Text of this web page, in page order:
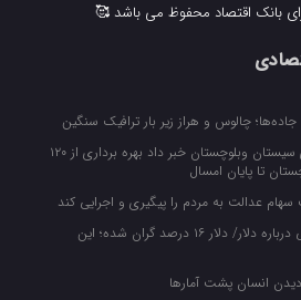
بانک اقتصاد محفوظ می باشد 🥰
چالوس و هراز زیر بار ترافیک سنگین
مدیرکل راه و شهرسازی سیستان وبلوچستان خبر داد بهره برداری از ۱۲۰
تا پایان امسال
عدالت به مردم را پیگیری و اجرایی کند
اظهارات جنجالی همتی درباره دلار/ دلار ۱۶ درصد گران شده؛ این
انسان پشت آمارها